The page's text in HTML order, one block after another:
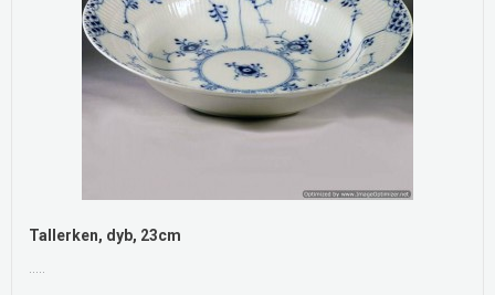
Tallerken, dyb, 23cm
.....